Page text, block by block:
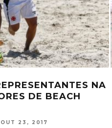
MASCULINA DE
NA
DECISIVA
JUN 2, 2017